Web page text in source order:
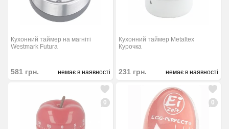
Кухонний таймер на магніті
Westmark Futura
581 грн. немає в наявності
Кухонний таймер Metaltex
Курочка
231 грн. немає в наявності
0 0